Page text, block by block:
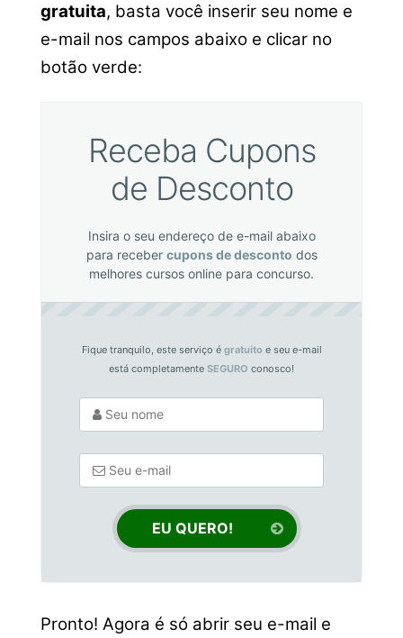
gratuita, basta você inserir seu nome e
e-mail nos campos abaixo e clicar no
botão verde:
Receba Cupons
de Desconto
Insira o seu endereço de e-mail abaixo
para receber cupons de desconto dos
melhores cursos online para concurso.
Fique tranquilo, este serviço é gratuito e seu e-mail
está completamente SEGURO conosco!
Pronto! Agora é só abrir seu e-mail e